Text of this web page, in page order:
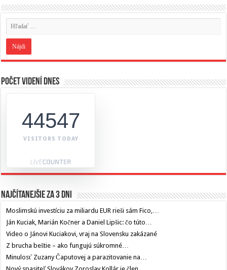
Počet videní dnes
44547
VISITORS TODAY
Najčítanejšie za 3 dni
Moslimskú investíciu za miliardu EUR rieši sám Fico,…
Ján Kuciak, Marián Kočner a Daniel Lipšic: čo túto…
Video o Jánovi Kuciakovi, vraj na Slovensku zakázané
Z brucha beštie – ako fungujú súkromné…
Minulosť Zuzany Čaputovej a parazitovanie na…